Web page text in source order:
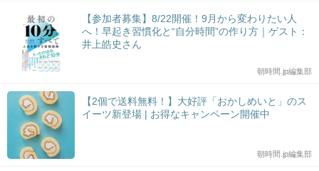
【参加者募集】8/22開催！9月から変わりたい人
へ！早起き習慣化と“自分時間”の作り方｜ゲスト：
井上皓史さん
朝時間.jp編集部
【2個で送料無料！】大好評「おかしめいと」のス
イーツ新登場 | お得なキャンペーン開催中
朝時間.jp編集部